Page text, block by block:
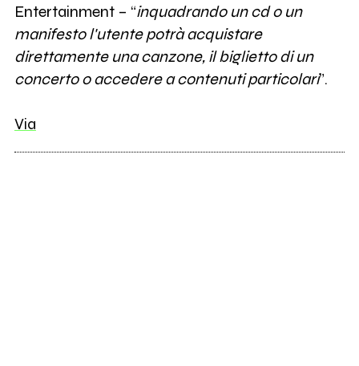
Entertainment – “inquadrando un cd o un
manifesto l'utente potrà acquistare
direttamente una canzone, il biglietto di un
concerto o accedere a contenuti particolari”.
Via